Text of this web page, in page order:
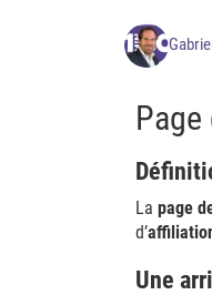
La page
d’
Une